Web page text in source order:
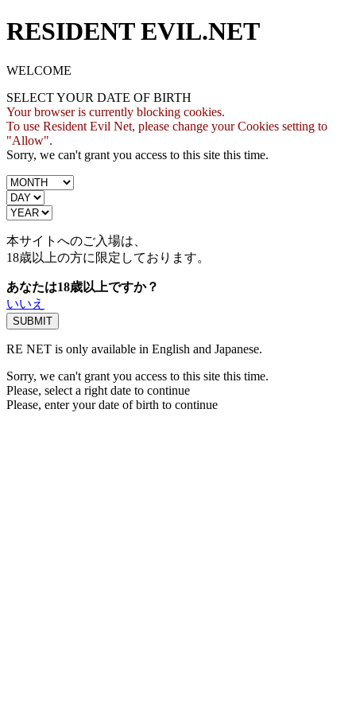
RESIDENT EVIL.NET
WELCOME
SELECT YOUR DATE OF BIRTH
Your browser is currently blocking cookies.
To use Resident Evil Net, please change your Cookies setting to
"Allow".
Sorry, we can't grant you access to this site this time.
本サイトへのご入場は、
18歳以上の方に限定しております。
あなたは18歳以上ですか？
いいえ
RE NET is only available in English and Japanese.
Sorry, we can't grant you access to this site this time.
Please, select a right date to continue
Please, enter your date of birth to continue